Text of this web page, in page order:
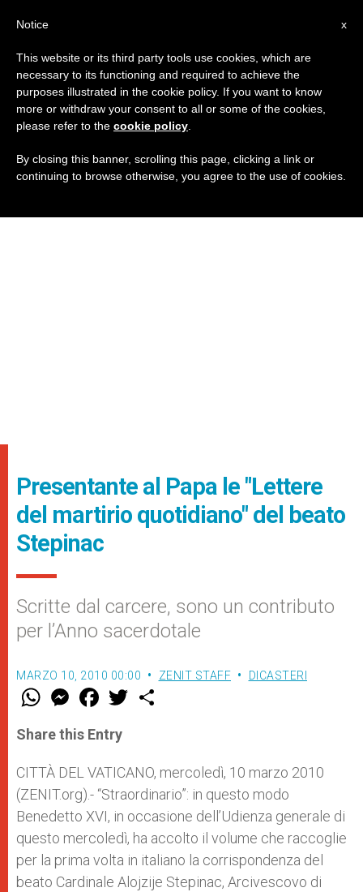
Presentante al Papa le "Lettere
del martirio quotidiano" del beato
Stepinac
Scritte dal carcere, sono un contributo
per l’Anno sacerdotale
MARZO 10, 2010 00:00 ZENIT STAFF DICASTERI
W
t
s
p
p
M
e
s
e
g
e
r
F
a
e
b
o
k
w
r
Share this Entry
CITTÀ DEL VATICANO, mercoledì, 10 marzo 2010
(ZENIT.org).- “Straordinario”: in questo modo
Benedetto XVI, in occasione dell’Udienza generale di
questo mercoledì, ha accolto il volume che raccoglie
per la prima volta in italiano la corrispondenza del
beato Cardinale Alojzije Stepinac, Arcivescovo di
x
Notice
This website or its third party tools use cookies, which are
necessary to its functioning and required to achieve the
purposes illustrated in the cookie policy. If you want to know
more or withdraw your consent to all or some of the cookies,
please refer to the cookie policy
By closing this banner, scrolling this page, clicking a link or
continuing to browse otherwise, you agree to the use of cookies.